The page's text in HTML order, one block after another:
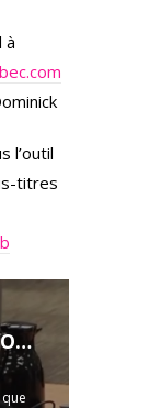
à
l’outil
titres
témoigne